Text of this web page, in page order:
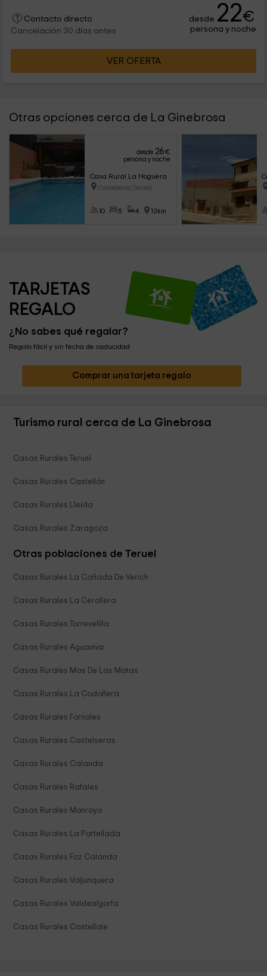
Contacto directo
Cancelación 30 días antes
desde 22€
persona y noche
VER OFERTA
Otras opciones cerca de La Ginebrosa
desde 26€
persona y noche
Casa Rural La Hoguera
Castelseras (Teruel)
10 5 4 13km
TARJETAS
REGALO
¿No sabes qué regalar?
Regalo fácil y sin fecha de caducidad
Comprar una tarjeta regalo
Turismo rural cerca de La Ginebrosa
Casas Rurales Teruel
Casas Rurales Castellón
Casas Rurales Lleida
Casas Rurales Zaragoza
Otras poblaciones de Teruel
Casas Rurales La Cañada De Verich
Casas Rurales La Cerollera
Casas Rurales Torrevelilla
Casas Rurales Aguaviva
Casas Rurales Mas De Las Matas
Casas Rurales La Codoñera
Casas Rurales Fornoles
Casas Rurales Castelseras
Casas Rurales Calanda
Casas Rurales Rafales
Casas Rurales Monroyo
Casas Rurales La Portellada
Casas Rurales Foz Calanda
Casas Rurales Valjunquera
Casas Rurales Valdealgorfa
Casas Rurales Castellote